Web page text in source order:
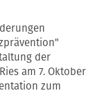
der
am 7. Oktober
zum